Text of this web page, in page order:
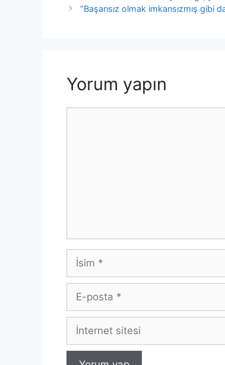
b
A dI
Li
“Başarısız olmak imkansızmış gibi
Yorum yapın
İsim
posta
İnternet
sitesi